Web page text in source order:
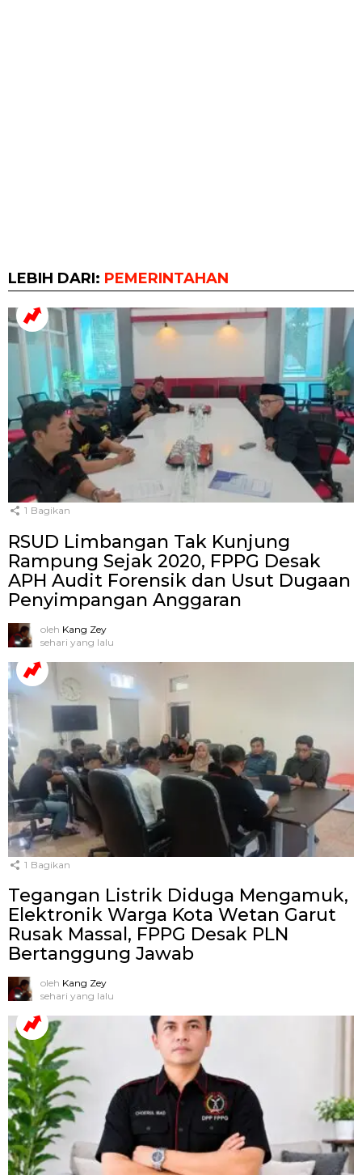
LEBIH DARI: PEMERINTAHAN
1 Bagikan
RSUD Limbangan Tak Kunjung
Rampung Sejak 2020, FPPG Desak
APH Audit Forensik dan Usut Dugaan
Penyimpangan Anggaran
oleh Kang Zey
sehari yang lalu
1 Bagikan
Tegangan Listrik Diduga Mengamuk,
Elektronik Warga Kota Wetan Garut
Rusak Massal, FPPG Desak PLN
Bertanggung Jawab
oleh Kang Zey
sehari yang lalu